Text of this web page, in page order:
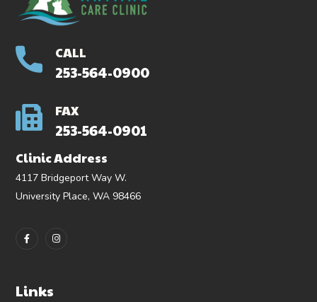
CALL
253-564-0900
FAX
253-564-0901
Clinic Address
4117 Bridgeport Way W.
University Place, WA 98466
Links